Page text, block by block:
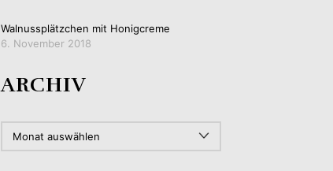
Walnussplätzchen mit Honigcreme
6. November 2018
ARCHIV